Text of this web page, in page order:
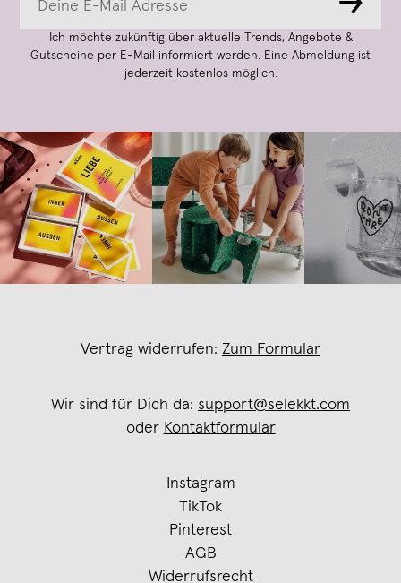
Ich möchte zukünftig über aktuelle Trends, Angebote &
Gutscheine per E-Mail informiert werden. Eine Abmeldung ist
jederzeit kostenlos möglich.
Vertrag widerrufen: Zum Formular
Wir sind für Dich da: support@selekkt.com
oder Kontaktformular
Instagram
TikTok
Pinterest
AGB
Widerrufsrecht